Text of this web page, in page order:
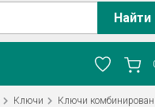
Найти
Ключи Ключи